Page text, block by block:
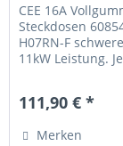
CEE 16A
Steckdosen
H07RN-F
11kW Leistung.
111,90 € *
Merken